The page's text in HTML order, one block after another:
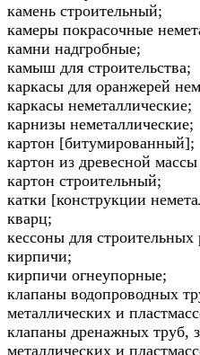
камень строительный;
камеры покрасочные
камни надгробные;
камыш для строительства;
каркасы для оранжерей
каркасы неметаллические;
карнизы неметаллические;
картон [битумированный];
картон из древесной
картон строительный;
катки [конструкции
кварц;
кессоны для строительных
кирпичи;
кирпичи огнеупорные;
клапаны водопроводных
металлических и
клапаны дренажных труб,
металлических и